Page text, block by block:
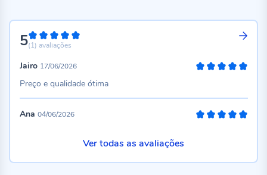
5100%
(1) avaliações
Jairo 17/06/2026
Preço e qualidade ótima
Ana 04/06/2026
Ver todas as avaliações